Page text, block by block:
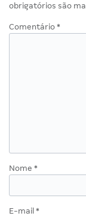
obrigatórios são
Comentário *
Nome *
E-mail *